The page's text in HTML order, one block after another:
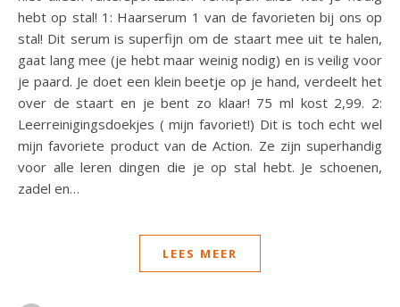
hebt op stal! 1: Haarserum 1 van de favorieten bij ons op
stal! Dit serum is superfijn om de staart mee uit te halen,
gaat lang mee (je hebt maar weinig nodig) en is veilig voor
je paard. Je doet een klein beetje op je hand, verdeelt het
over de staart en je bent zo klaar! 75 ml kost 2,99. 2:
Leerreinigingsdoekjes ( mijn favoriet!) Dit is toch echt wel
mijn favoriete product van de Action. Ze zijn superhandig
voor alle leren dingen die je op stal hebt. Je schoenen,
zadel en…
LEES MEER